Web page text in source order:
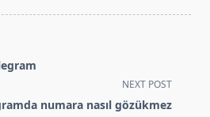
NEXT POST
numara nasıl gözükmez